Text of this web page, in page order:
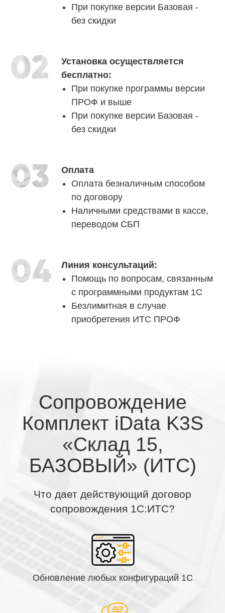
При покупке версии Базовая -
без скидки
Установка осуществляется
бесплатно:
При покупке программы версии
ПРОФ и выше
При покупке версии Базовая -
без скидки
Оплата
Оплата безналичным способом
по договору
Наличными средствами в кассе,
переводом СБП
Линия консультаций:
Помощь по вопросам, связанным
с программными продуктам 1С
Безлимитная в случае
приобретения ИТС ПРОФ
Сопровождение
Комплект iData K3S
«Склад 15,
БАЗОВЫЙ» (ИТС)
Что дает действующий договор
сопровождения 1С:ИТС?
Обновление любых конфигураций 1С